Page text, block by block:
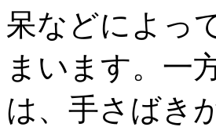
呆などによっ
まいます。一
は、手さばき